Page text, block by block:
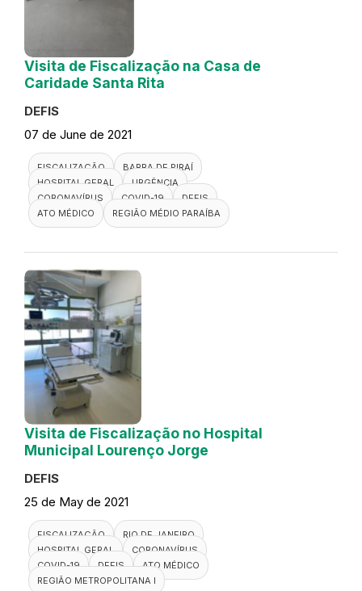
Visita de Fiscalização na Casa de
Caridade Santa Rita
DEFIS
07 de June de 2021
FISCALIZAÇÃO
BARRA DE PIRAÍ
HOSPITAL GERAL
URGÊNCIA
CORONAVÍRUS
COVID-19
DEFIS
ATO MÉDICO
REGIÃO MÉDIO PARAÍBA
Visita de Fiscalização no Hospital
Municipal Lourenço Jorge
DEFIS
25 de May de 2021
FISCALIZAÇÃO
RIO DE JANEIRO
HOSPITAL GERAL
CORONAVÍRUS
COVID-19
DEFIS
ATO MÉDICO
REGIÃO METROPOLITANA I